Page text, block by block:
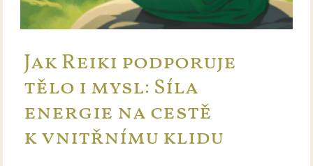
Jak Reiki podporuje
tělo i mysl: Síla
energie na cestě
k vnitřnímu klidu